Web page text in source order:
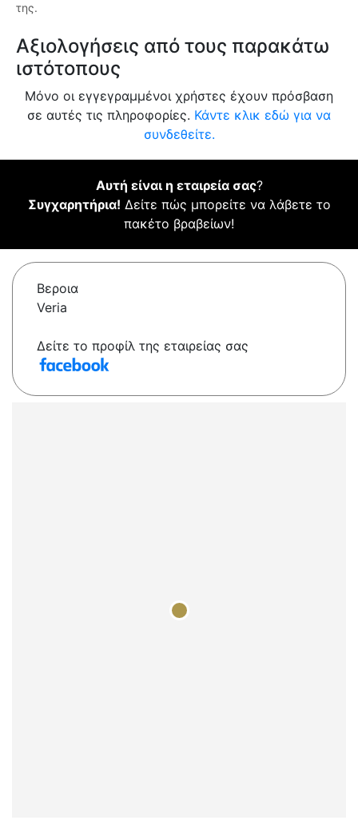
της.
Αξιολογήσεις από τους παρακάτω
ιστότοπους
Μόνο οι εγγεγραμμένοι χρήστες έχουν πρόσβαση
σε αυτές τις πληροφορίες. Κάντε κλικ εδώ για να
συνδεθείτε.
Αυτή είναι η εταιρεία σας?
Συγχαρητήρια! Δείτε πώς μπορείτε να λάβετε το
πακέτο βραβείων!
Βεροια
Veria
Δείτε το προφίλ της εταιρείας σας